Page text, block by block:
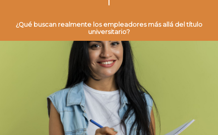
¿Qué buscan realmente los empleadores más allá del título
universitario?